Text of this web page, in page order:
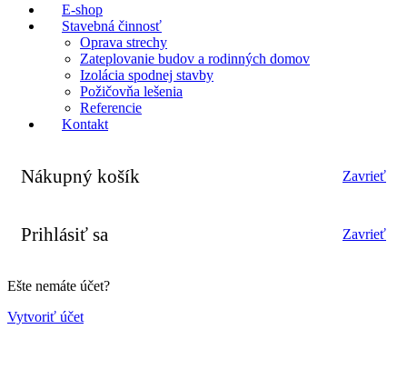
E-shop
Stavebná činnosť
Oprava strechy
Zateplovanie budov a rodinných domov
Izolácia spodnej stavby
Požičovňa lešenia
Referencie
Kontakt
Nákupný košík Zavrieť
Prihlásiť sa Zavrieť
Ešte nemáte účet?
Vytvoriť účet